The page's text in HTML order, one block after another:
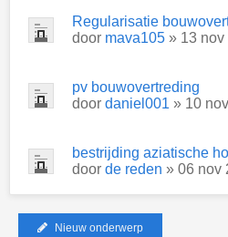
Regularisatie
door mava105 » 13
pv bouwovertreding
door daniel001 » 10
bestrijding aziatische
door de reden » 06 nov
Nieuw onderwerp